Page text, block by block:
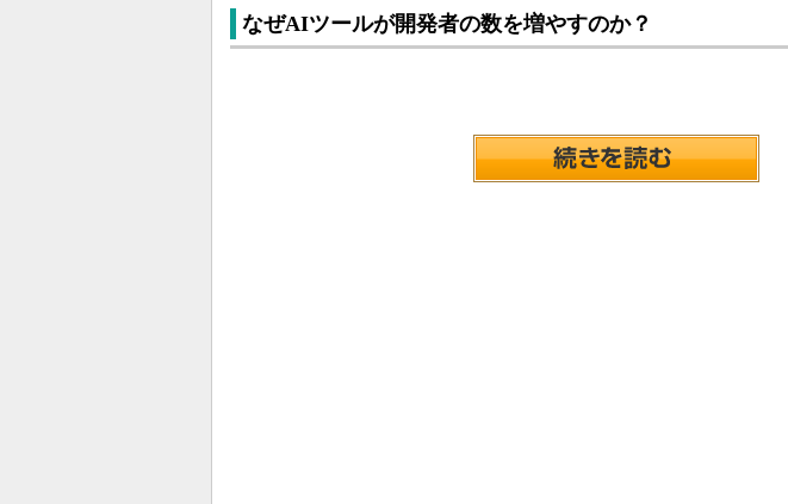
なぜAIツールが開発者の数を増やすのか？